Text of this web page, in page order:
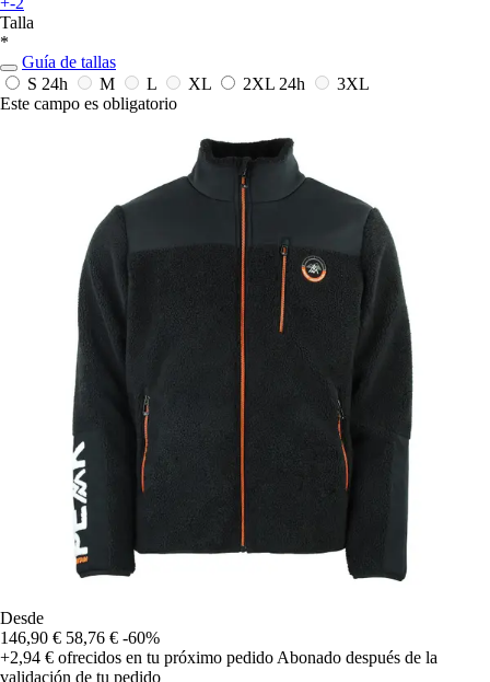
Talla
*
Guía de tallas
S 24h M L XL 2XL 24h
3XL
Este campo es obligatorio
Desde
146,90 € 58,76 € -60%
+2,94 € ofrecidos en tu próximo pedido Abonado después de la
validación de tu pedido